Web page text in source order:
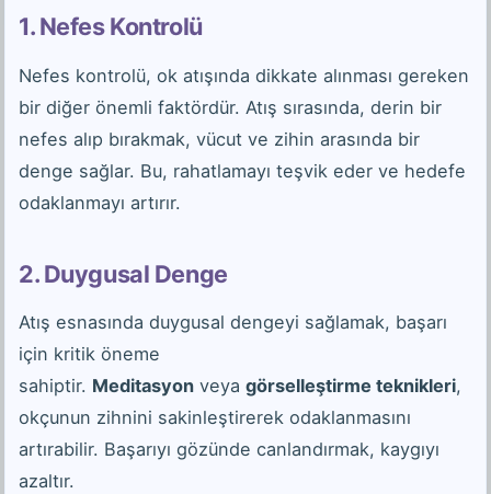
1. Nefes Kontrolü
Nefes kontrolü, ok atışında dikkate alınması gereken
bir diğer önemli faktördür. Atış sırasında, derin bir
nefes alıp bırakmak, vücut ve zihin arasında bir
denge sağlar. Bu, rahatlamayı teşvik eder ve hedefe
odaklanmayı artırır.
2. Duygusal Denge
Atış esnasında duygusal dengeyi sağlamak, başarı
için kritik öneme
sahiptir. Meditasyon veya görselleştirme teknikleri,
okçunun zihnini sakinleştirerek odaklanmasını
artırabilir. Başarıyı gözünde canlandırmak, kaygıyı
azaltır.